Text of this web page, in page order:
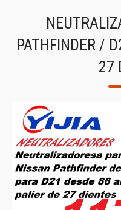
PATHFINDER /
27